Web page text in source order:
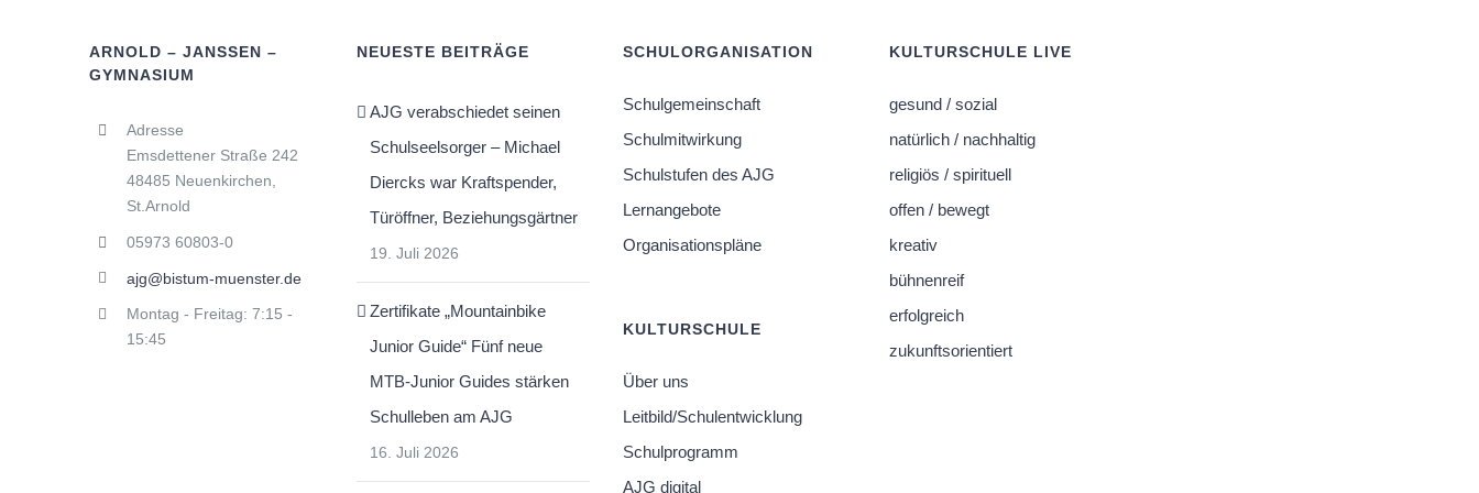
ARNOLD – JANSSEN –
GYMNASIUM
Adresse
Emsdettener Straße 242
48485 Neuenkirchen,
St.Arnold
05973 60803-0
ajg@bistum-muenster.de
Montag - Freitag: 7:15 -
15:45
NEUESTE BEITRÄGE
AJG verabschiedet seinen
Schulseelsorger – Michael
Diercks war Kraftspender,
Türöffner, Beziehungsgärtner
19. Juli 2026
Zertifikate „Mountainbike
Junior Guide“ Fünf neue
MTB-Junior Guides stärken
Schulleben am AJG
16. Juli 2026
SCHULORGANISATION
Schulgemeinschaft
Schulmitwirkung
Schulstufen des AJG
Lernangebote
Organisationspläne
KULTURSCHULE
Über uns
Leitbild/Schulentwicklung
Schulprogramm
AJG digital
KULTURSCHULE LIVE
gesund / sozial
natürlich / nachhaltig
religiös / spirituell
offen / bewegt
kreativ
bühnenreif
erfolgreich
zukunftsorientiert